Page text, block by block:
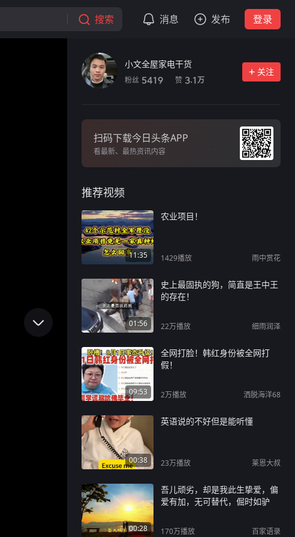
搜索 消息 发布 登录
小文全屋家电干货
粉丝 5419 赞 3.1万
关注
扫码下载今日头条APP
看最新、最热资讯内容
推荐视频
11:35
农业项目！
1429播放 雨中赏花
01:56
史上最固执的狗，简直是王中王
的存在！
22万播放 细雨润泽
09:53
全网打脸！韩红身份被全网打
假！
2万播放 洒脱海洋68
00:38
英语说的不好但是能听懂
23万播放 莱恩大叔
00:28
吾儿顽劣，却是我此生挚爱，偏
爱有加，无可替代，倔时如驴
170万播放 百家语录